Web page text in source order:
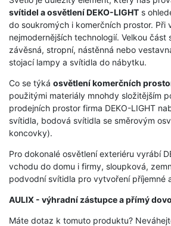
svítidel a osvětlení DEKO-LIGHT s
do soukromých i komerčních prostor.
nejmodernějších technologií. Velkou část
závěsná, stropní, nástěnná nebo
stojací lampy a svítidla do nábytku.
Co se týká osvětlení komerčních
použitými materiály mnohdy složitějším
prodejních prostor firma DEKO-LIGHT
svítidla, bodová svítidla se směrovým
koncovky).
Pro dokonalé osvětlení exteriéru vyrábí
vchodu do domu i firmy, sloupková,
podvodní svítidla pro vytvoření příjemné
AULIX - výhradní zástupce a přímý
Máte dotaz k tomuto produktu?